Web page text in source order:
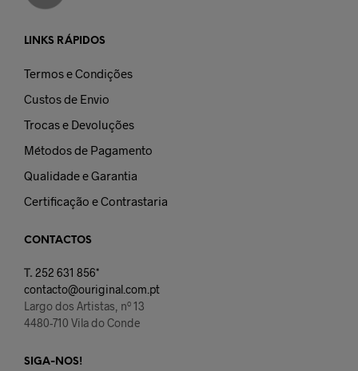
LINKS RÁPIDOS
Termos e Condições
Custos de Envio
Trocas e Devoluções
Métodos de Pagamento
Qualidade e Garantia
Certificação e Contrastaria
CONTACTOS
T. 252 631 856*
contacto@ouriginal.com.pt
Largo dos Artistas, nº 13
4480-710 Vila do Conde
SIGA-NOS!